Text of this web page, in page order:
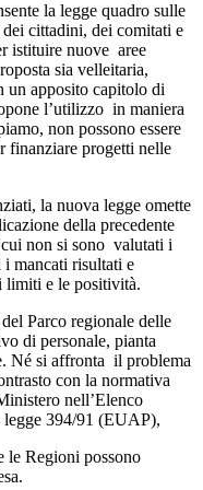
la legge quadro sulle
cittadini, dei comitati e
istituire nuove aree
sia velleitaria,
un apposito capitolo di
l’utilizzo in maniera
non possono essere
finanziare progetti nelle
la nuova legge omette
della precedente
non si sono valutati i
mancati risultati e
limiti e le positività.
Parco regionale delle
di personale, pianta
Né si affronta il problema
con la normativa
nell’Elenco
legge 394/91 (EUAP),
le Regioni possono